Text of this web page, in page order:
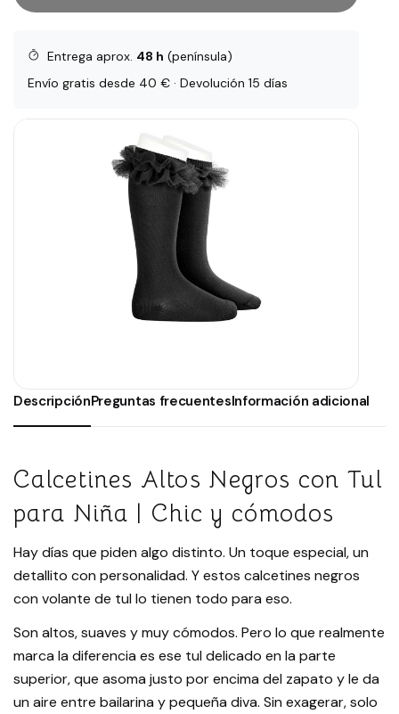
Entrega aprox. 48 h (península)
Envío gratis desde 40 € · Devolución 15 días
DescripciónPreguntas frecuentesInformación adicional
Calcetines Altos Negros con Tul
para Niña | Chic y cómodos
Hay días que piden algo distinto. Un toque especial, un
detallito con personalidad. Y estos calcetines negros
con volante de tul lo tienen todo para eso.
Son altos, suaves y muy cómodos. Pero lo que realmente
marca la diferencia es ese tul delicado en la parte
superior, que asoma justo por encima del zapato y le da
un aire entre bailarina y pequeña diva. Sin exagerar, solo